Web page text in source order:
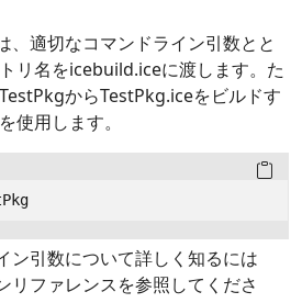
、適切なコマンドライン引数とと
リ名をicebuild.iceに渡します。た
からTestPkg.iceをビルドす
使用します。
ン引数について詳しく知るには
リファレンスを参照してくださ